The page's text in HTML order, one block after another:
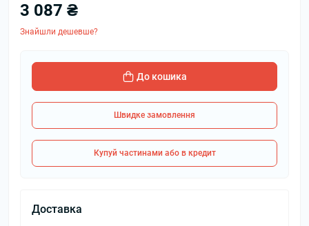
3 087 ₴
Знайшли дешевше?
До кошика
Швидке замовлення
Купуй частинами або в кредит
Доставка